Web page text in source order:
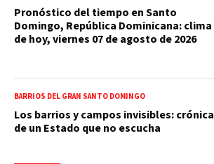
Pronóstico del tiempo en Santo
Domingo, República Dominicana: clima
de hoy, viernes 07 de agosto de 2026
BARRIOS DEL GRAN SANTO DOMINGO
Los barrios y campos invisibles: crónica
de un Estado que no escucha